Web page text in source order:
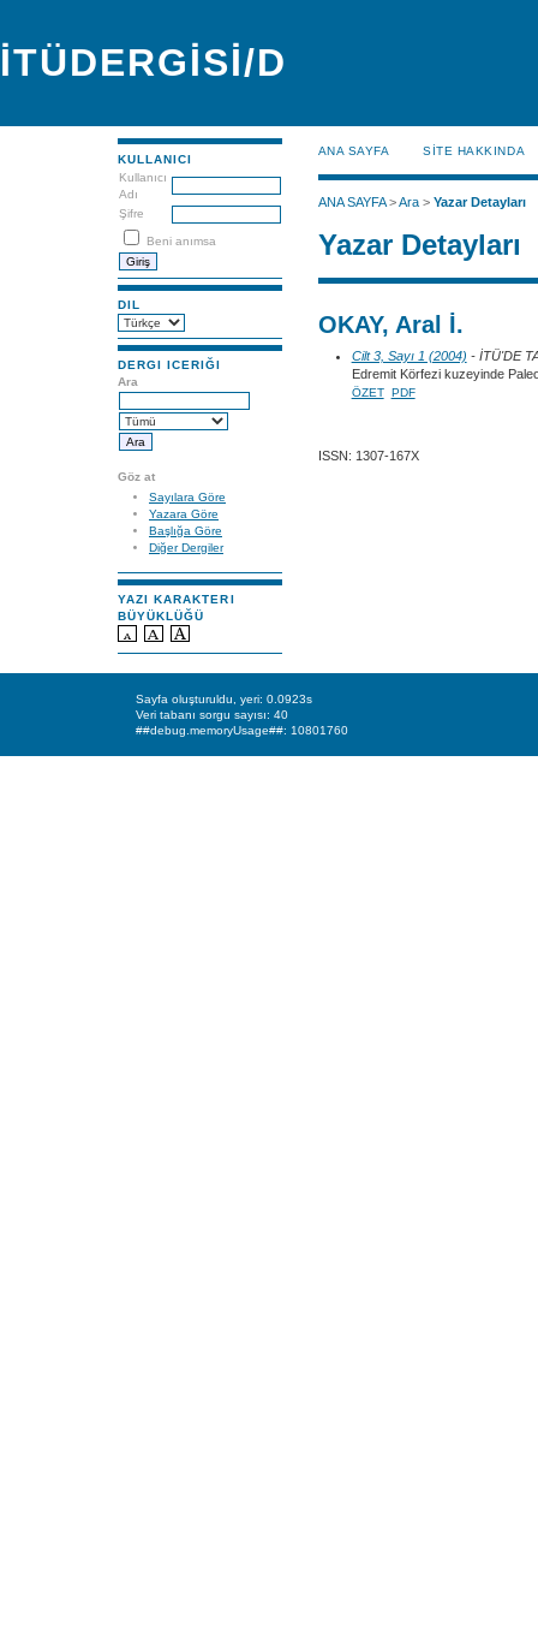
İTÜDERGİSİ/D
KULLANICI
Kullanıcı
Adı
Şifre
Beni anımsa
DIL
DERGI ICERIĞI
Ara
Göz at
Sayılara Göre
Yazara Göre
Başlığa Göre
Diğer Dergiler
YAZI KARAKTERI
BÜYÜKLÜĞÜ
ANA SAYFA SİTE HAKKINDA
ANA SAYFA>Ara> Yazar Detayları
Yazar Detayları
OKAY, Aral İ.
Cilt 3, Sayı 1 (2004) - İTÜ'DE
Edremit Körfezi kuzeyinde
ÖZET PDF
ISSN: 1307-167X
Sayfa oluşturuldu, yeri: 0.0923s
Veri tabanı sorgu sayısı: 40
##debug.memoryUsage##: 10801760